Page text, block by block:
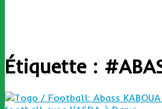
Étiquette :